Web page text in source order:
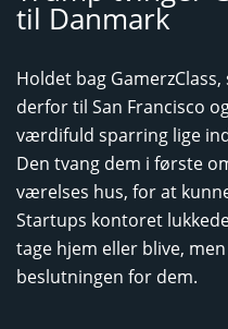
til Danmark
Holdet bag
derfor til San Francisco
værdifuld sparring lige
Den tvang dem i første
værelses hus, for at
Startups kontoret
tage hjem eller blive,
beslutningen for dem.